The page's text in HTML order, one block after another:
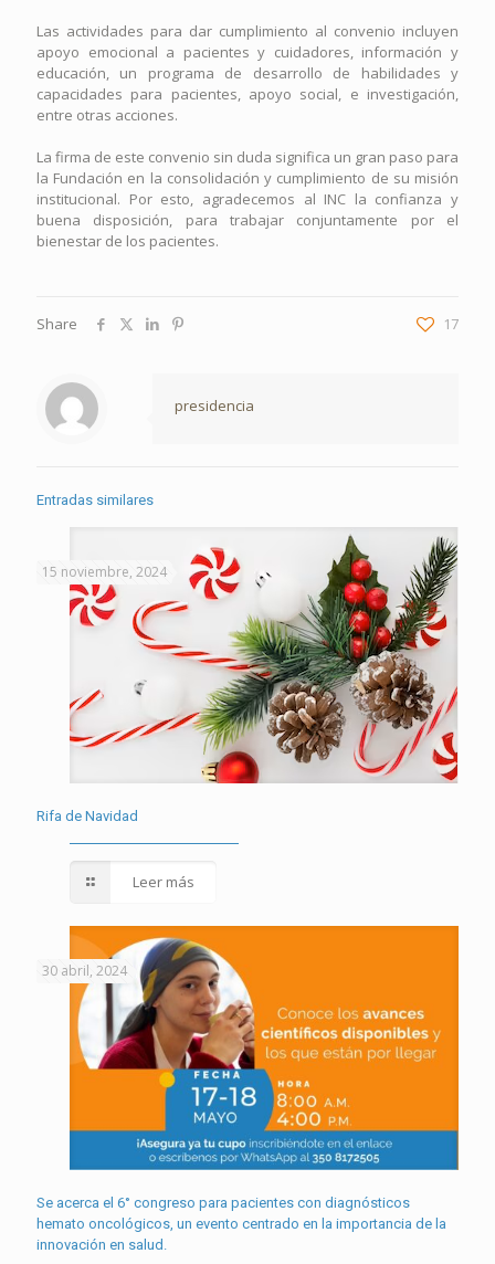
Las actividades para dar cumplimiento al convenio incluyen
apoyo emocional a pacientes y cuidadores, información y
educación, un programa de desarrollo de habilidades y
capacidades para pacientes, apoyo social, e investigación,
entre otras acciones.
La firma de este convenio sin duda significa un gran paso para
la Fundación en la consolidación y cumplimiento de su misión
institucional. Por esto, agradecemos al INC la confianza y
buena disposición, para trabajar conjuntamente por el
bienestar de los pacientes.
Share 17
presidencia
Entradas similares
15 noviembre, 2024
Rifa de Navidad
Leer más
30 abril, 2024
Se acerca el 6° congreso para pacientes con diagnósticos
hemato oncológicos, un evento centrado en la importancia de la
innovación en salud.